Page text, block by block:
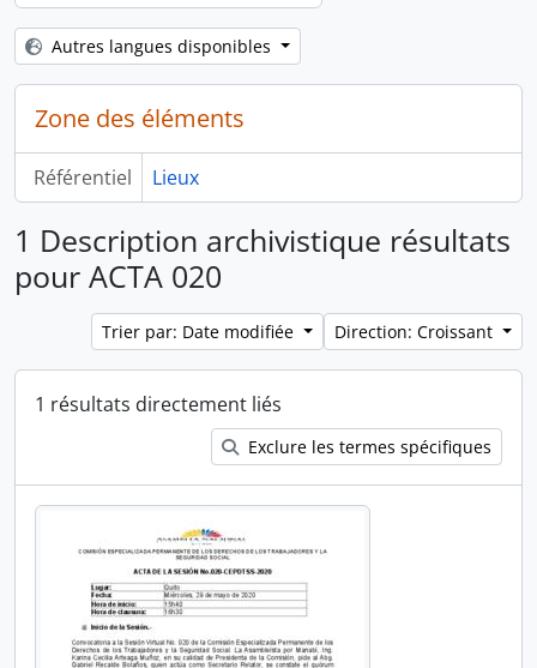
Autres langues disponibles
Zone des éléments
Référentiel Lieux
1 Description archivistique résultats
pour ACTA 020
Trier par: Date modifiée Direction: Croissant
1 résultats directement liés
Exclure les termes spécifiques